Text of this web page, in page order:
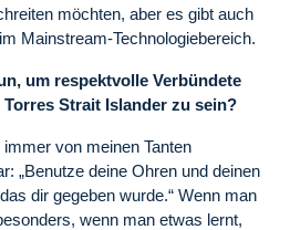
möchten, aber es gibt auch
Mainstream-Technologiebereich.
um respektvolle Verbündete
Strait Islander zu sein?
von meinen Tanten
„Benutze deine Ohren und deinen
dir gegeben wurde.“ Wenn man
wenn man etwas lernt,